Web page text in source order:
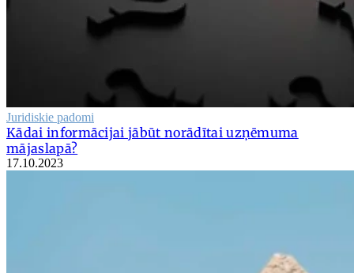
Juridiskie padomi
Kādai informācijai jābūt norādītai uzņēmuma
mājaslapā?
17.10.2023